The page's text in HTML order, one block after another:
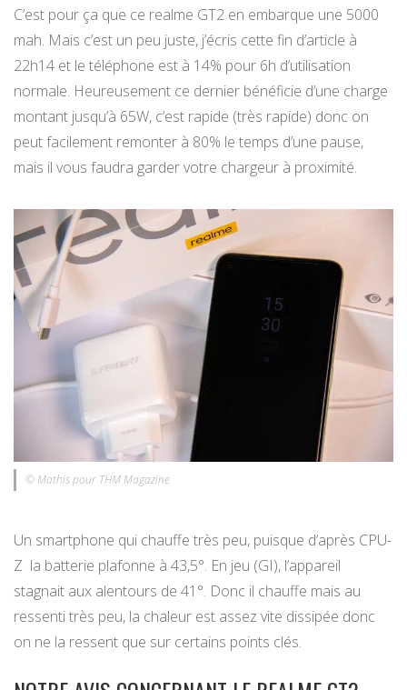
C’est pour ça que ce realme GT2 en embarque une 5000
mah. Mais c’est un peu juste, j’écris cette fin d’article à
22h14 et le téléphone est à 14% pour 6h d’utilisation
normale. Heureusement ce dernier bénéficie d’une charge
montant jusqu’à 65W, c’est rapide (très rapide) donc on
peut facilement remonter à 80% le temps d’une pause,
mais il vous faudra garder votre chargeur à proximité.
© Mathis pour THM Magazine
Un smartphone qui chauffe très peu, puisque d’après CPU-
Z la batterie plafonne à 43,5°. En jeu (GI), l’appareil
stagnait aux alentours de 41°. Donc il chauffe mais au
ressenti très peu, la chaleur est assez vite dissipée donc
on ne la ressent que sur certains points clés.